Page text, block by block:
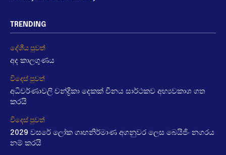
TRENDING
දේශීය පුවත්
අද කාලගුණය
විදෙස් පුවත්
අධිවර්ණාවලි චන්ද්‍රිකා දෙකක් චීනය සාර්ථකව අභ්‍යවකාශ ගත
කරයි
විදෙස් පුවත්
2029 වසරේ ලෝක ගෘහනිර්මාණ අගනුවර ලෙස බෙයිජිං නගරය
නම් කරයි